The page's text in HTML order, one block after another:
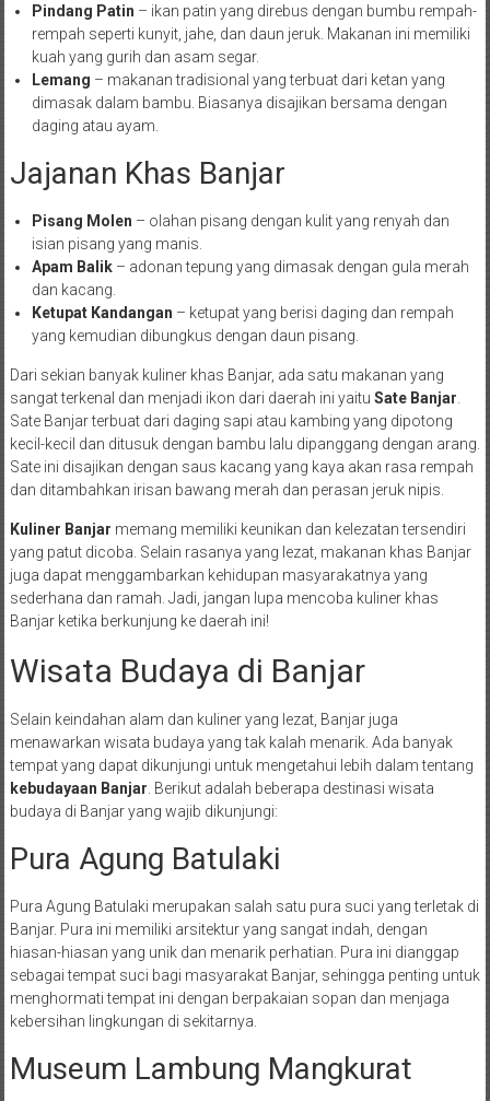
Pindang Patin – ikan patin yang direbus dengan bumbu rempah-
rempah seperti kunyit, jahe, dan daun jeruk. Makanan ini memiliki
kuah yang gurih dan asam segar.
Lemang – makanan tradisional yang terbuat dari ketan yang
dimasak dalam bambu. Biasanya disajikan bersama dengan
daging atau ayam.
Jajanan Khas Banjar
Pisang Molen – olahan pisang dengan kulit yang renyah dan
isian pisang yang manis.
Apam Balik– adonan tepung yang dimasak dengan gula merah
dan kacang.
Ketupat Kandangan – ketupat yang berisi daging dan rempah
yang kemudian dibungkus dengan daun pisang.
Dari sekian banyak kuliner khas Banjar, ada satu makanan yang
sangat terkenal dan menjadi ikon dari daerah ini yaitu Sate Banjar
Sate Banjar terbuat dari daging sapi atau kambing yang dipotong
kecil-kecil dan ditusuk dengan bambu lalu dipanggang dengan arang.
Sate ini disajikan dengan saus kacang yang kaya akan rasa rempah
dan ditambahkan irisan bawang merah dan perasan jeruk nipis.
Kuliner Banjar memang memiliki keunikan dan kelezatan tersendiri
yang patut dicoba. Selain rasanya yang lezat, makanan khas Banjar
juga dapat menggambarkan kehidupan masyarakatnya yang
sederhana dan ramah. Jadi, jangan lupa mencoba kuliner khas
Banjar ketika berkunjung ke daerah ini!
Wisata Budaya di Banjar
Selain keindahan alam dan kuliner yang lezat, Banjar juga
menawarkan wisata budaya yang tak kalah menarik. Ada banyak
tempat yang dapat dikunjungi untuk mengetahui lebih dalam tentang
kebudayaan Banjar . Berikut adalah beberapa destinasi wisata
budaya di Banjar yang wajib dikunjungi:
Pura Agung Batulaki
Pura Agung Batulaki merupakan salah satu pura suci yang terletak di
Banjar. Pura ini memiliki arsitektur yang sangat indah, dengan
hiasan-hiasan yang unik dan menarik perhatian. Pura ini dianggap
sebagai tempat suci bagi masyarakat Banjar, sehingga penting untuk
menghormati tempat ini dengan berpakaian sopan dan menjaga
kebersihan lingkungan di sekitarnya.
Museum Lambung Mangkurat